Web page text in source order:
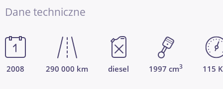
Dane techniczne
2008 290 000 km diesel 1997 cm3 115